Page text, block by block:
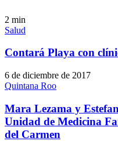
2 min
Salud
Contará Playa con
6 de diciembre de 2017
Quintana Roo
Mara Lezama y
Unidad de Medicina
del Carmen